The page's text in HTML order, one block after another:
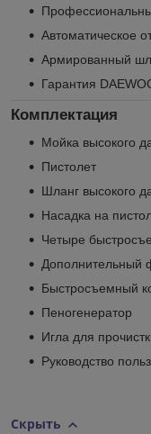
Автоматическое
Армированный
Гарантия
Комплектация
Мойка высокого
Пистолет
Шланг высокого
Насадка на
Четыре
Дополнительный
Быстросъемный
Пеногенератор
Игла для
Руководство
Скрыть